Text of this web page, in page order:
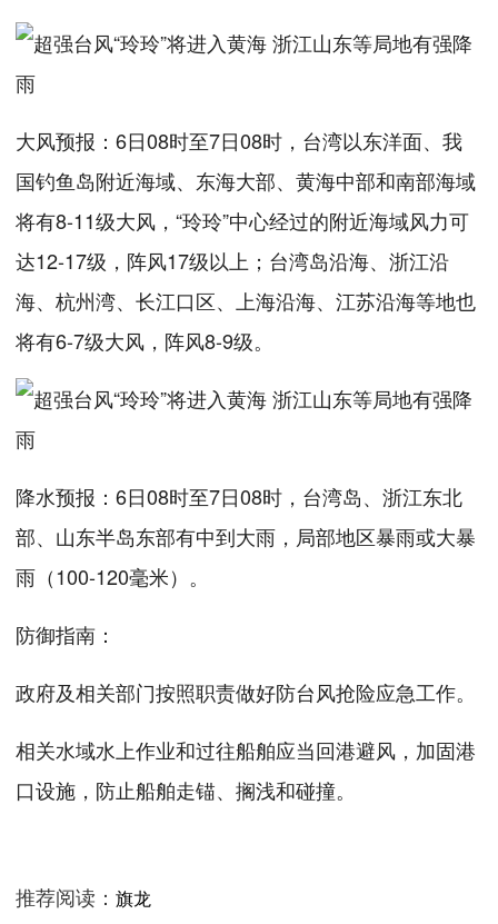
大风预报：6日08时至7日08时，台湾以东洋面、我
国钓鱼岛附近海域、东海大部、黄海中部和南部海域
将有8-11级大风，“玲玲”中心经过的附近海域风力可
达12-17级，阵风17级以上；台湾岛沿海、浙江沿
海、杭州湾、长江口区、上海沿海、江苏沿海等地也
将有6-7级大风，阵风8-9级。
降水预报：6日08时至7日08时，台湾岛、浙江东北
部、山东半岛东部有中到大雨，局部地区暴雨或大暴
雨（100-120毫米）。
防御指南：
政府及相关部门按照职责做好防台风抢险应急工作。
相关水域水上作业和过往船舶应当回港避风，加固港
口设施，防止船舶走锚、搁浅和碰撞。
推荐阅读：旗龙